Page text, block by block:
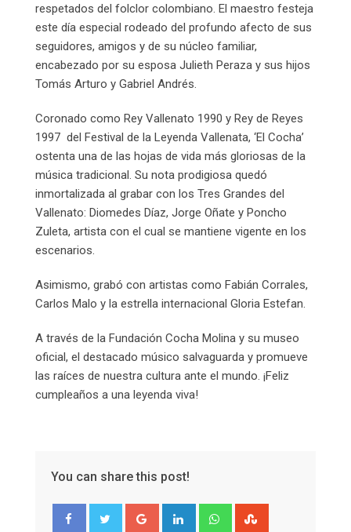
respetados del folclor colombiano. El maestro festeja
este día especial rodeado del profundo afecto de sus
seguidores, amigos y de su núcleo familiar,
encabezado por su esposa Julieth Peraza y sus hijos
Tomás Arturo y Gabriel Andrés.
Coronado como Rey Vallenato 1990 y Rey de Reyes
1997 del Festival de la Leyenda Vallenata, ‘El Cocha’
ostenta una de las hojas de vida más gloriosas de la
música tradicional. Su nota prodigiosa quedó
inmortalizada al grabar con los Tres Grandes del
Vallenato: Diomedes Díaz, Jorge Oñate y Poncho
Zuleta, artista con el cual se mantiene vigente en los
escenarios.
Asimismo, grabó con artistas como Fabián Corrales,
Carlos Malo y la estrella internacional Gloria Estefan.
A través de la Fundación Cocha Molina y su museo
oficial, el destacado músico salvaguarda y promueve
las raíces de nuestra cultura ante el mundo. ¡Feliz
cumpleaños a una leyenda viva!
You can share this post!
Google+ LinkedIn Whatsapp